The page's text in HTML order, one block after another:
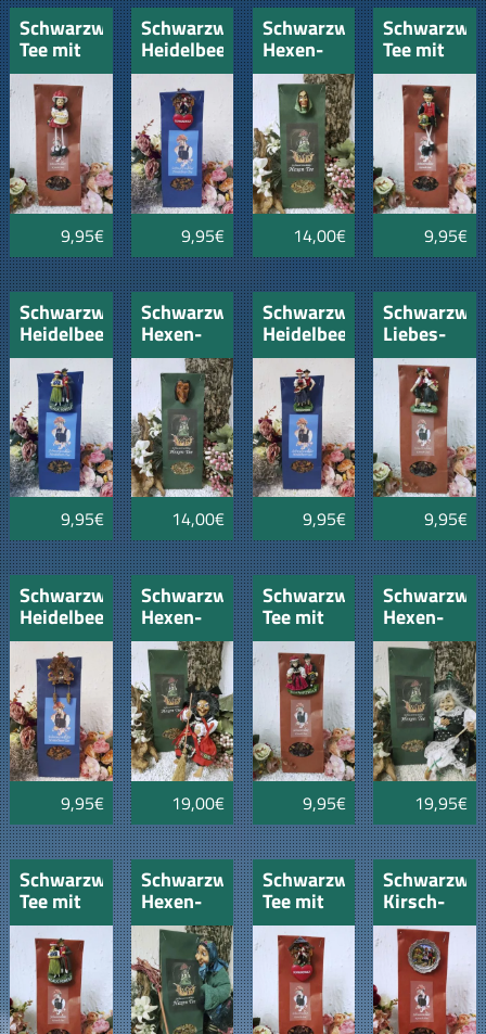
Schwarzwald-
Tee mit
Mariele
und
Kirschtorte
9,95€
Schwarzwälder
Heidelbeer
mit
Liebes-
Paar
9,95€
Schwarzwälder
Hexen-
Tee mit
Hexenmäskle
14,00€
Tee mit
9,95€
Schwarzwälder
Heidelbeer
mit
Schwarzwaldpaar
9,95€
Schwarzwälder
Hexen-
Tee mit
Hexenmäskle
14,00€
Schwarzwälder
Heidelbeer
mit
Schwarzwaldp-
Paar
9,95€
Liebes-
Tee mit
Liebespaar
9,95€
Schwarzwälder
Heidelbeer-
Tee mit
Kuckucksuhr
9,95€
Schwarzwälder
Hexen-
Tee mit
Kräuterhexe
19,00€
Schwarzwald-
Tee mit
Schwarzwald-
Paar
9,95€
Hexen-
Tee mit
Hexe
19,95€
Schwarzwald-
Tee mit
Schwarzwälder-
Paar
Schwarzwälder
Hexen-
Tee mit
Schwarzwälder-
Hexe
Schwarzwald-
Tee mit
Herz und
Schwarzwald-
Paar
Kirsch-
Tee
100gr
mit
Teller-